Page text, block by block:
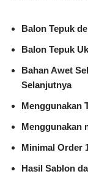
Balon Tepuk
Balon Tepuk
Bahan Awet
Selanjutnya
Menggunakan
Menggunakan
Minimal Order
Hasil Sablon